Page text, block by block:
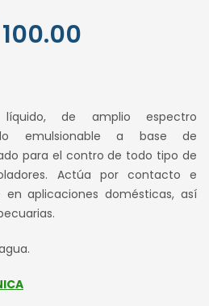
100.00
es:
S/ 100.00.
líquido, de amplio espectro
emulsionable a base de
para el contro de todo tipo de
Actúa por contacto e
aplicaciones domésticas, así